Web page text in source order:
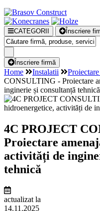
CATEGORII Înscriere
Înscriere firmă
Home Instalatii
CONSULTING - Proiectare
inginerie și consultanță tehnică
4C PROJECT
Proiectare
activități de
tehnică
actualizat la
14.11.2025